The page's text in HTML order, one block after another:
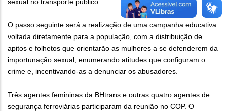
O passo seguinte será a realização de uma campanha educativa
voltada diretamente para a população, com a distribuição de
apitos e folhetos que orientarão as mulheres a se defenderem da
importunação sexual, enumerando atitudes que configuram o
crime e, incentivando-as a denunciar os abusadores.
Três agentes femininas da BHtrans e outras quatro agentes de
segurança ferroviárias participaram da reunião no COP. O